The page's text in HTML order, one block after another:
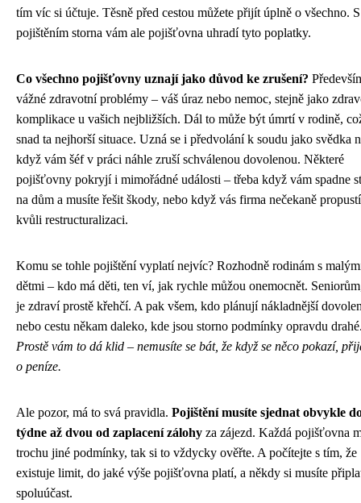
tím víc si účtuje. Těsně před cestou můžete přijít úplně o všechno. S
pojištěním storna vám ale pojišťovna uhradí tyto poplatky.
Co všechno pojišťovny uznají jako důvod ke zrušení?
vážné zdravotní problémy – váš úraz nebo nemoc, stejně jako
komplikace u vašich nejbližších. Dál to může být úmrtí v rodině,
snad ta nejhorší situace. Uzná se i předvolání k soudu jako svědka
když vám šéf v práci náhle zruší schválenou dovolenou. Některé
pojišťovny pokryjí i mimořádné události – třeba když vám spadne
na dům a musíte řešit škody, nebo když vás firma nečekaně propustí
kvůli restructuralizaci.
Komu se tohle pojištění vyplatí nejvíc? Rozhodně rodinám s
dětmi – kdo má děti, ten ví, jak rychle můžou onemocnět.
je zdraví prostě křehčí. A pak všem, kdo plánují nákladnější
nebo cestu někam daleko, kde jsou storno podmínky opravdu
Prostě vám to dá klid – nemusíte se bát, že když se něco pokazí,
o peníze.
Ale pozor, má to svá pravidla. Pojištění musíte sjednat obvykle
týdne až dvou od zaplacení zálohy za zájezd. Každá pojišťovna
trochu jiné podmínky, tak si to vždycky ověřte. A počítejte s tím, že
existuje limit, do jaké výše pojišťovna platí, a někdy si musíte
spoluúčast.